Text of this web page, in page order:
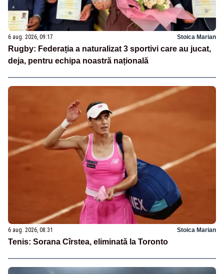
6 aug. 2026, 09:17 Stoica Marian
Rugby: Federația a naturalizat 3 sportivi care au jucat,
deja, pentru echipa noastră națională
6 aug. 2026, 08:31 Stoica Marian
Tenis: Sorana Cîrstea, eliminată la Toronto